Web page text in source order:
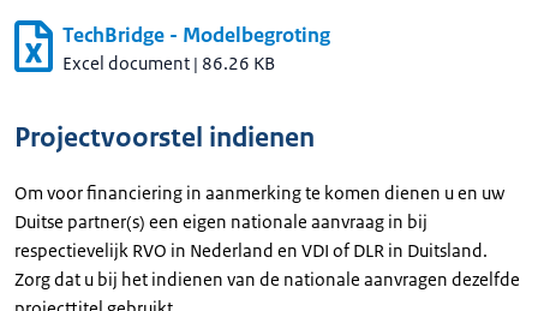
TechBridge - Modelbegroting
Excel document | 86.26 KB
Projectvoorstel indienen
Om voor financiering in aanmerking te komen dienen u en uw
Duitse partner(s) een eigen nationale aanvraag in bij
respectievelijk RVO in Nederland en VDI of DLR in Duitsland.
Zorg dat u bij het indienen van de nationale aanvragen dezelfde